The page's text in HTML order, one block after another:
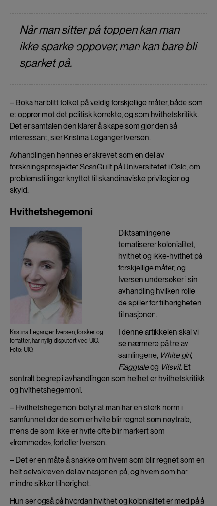
Når man sitter på toppen kan man
ikke sparke oppover, man kan bare bli
sparket på.
– Boka har blitt tolket på veldig forskjellige måter, både som
et opprør mot det politisk korrekte, og som hvithetskritikk.
Det er samtalen den klarer å skape som gjør den så
interessant, sier Kristina Leganger Iversen.
Avhandlingen hennes er skrevet som en del av
forskningsprosjektet ScanGuilt på Universitetet i Oslo, om
problemstillinger knyttet til skandinaviske privilegier og
skyld.
Hvithetshegemoni
Kristina Leganger Iversen, forsker og
forfatter, har nylig disputert ved UiO.
Foto: UiO.
Diktsamlingene
tematiserer kolonialitet,
hvithet og ikke-hvithet på
forskjellige måter, og
Iversen undersøker i sin
avhandling hvilken rolle
de spiller for tilhørigheten
til nasjonen.
I denne artikkelen skal vi
se nærmere på tre av
samlingene, White girl,
Flaggtaleog Vitsvit. Et
sentralt begrep i avhandlingen som helhet er hvithetskritikk
og hvithetshegemoni.
– Hvithetshegemoni betyr at man har en sterk norm i
samfunnet der de som er hvite blir regnet som nøytrale,
mens de som ikke er hvite ofte blir markert som
«fremmede», forteller Iversen.
– Det er en måte å snakke om hvem som blir regnet som en
helt selvskreven del av nasjonen på, og hvem som har
mindre sikker tilhørighet.
Hun ser også på hvordan hvithet og kolonialitet er med på å